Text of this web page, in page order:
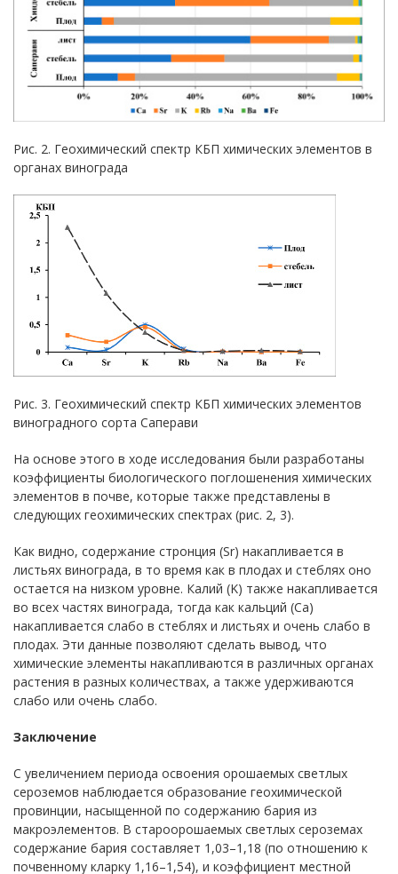
Рис. 2. Геохимический спектр КБП химических элементов в
органах винограда
Рис. 3. Геохимический спектр КБП химических элементов
виноградного сорта Саперави
На основе этого в ходе исследования были разработаны
коэффициенты биологического поглошенения химических
элементов в почве, которые также представлены в
следующих геохимических спектрах (рис. 2, 3).
Как видно, содержание стронция (Sr) накапливается в
листьях винограда, в то время как в плодах и стеблях оно
остается на низком уровне. Калий (K) также накапливается
во всех частях винограда, тогда как кальций (Ca)
накапливается слабо в стеблях и листьях и очень слабо в
плодах. Эти данные позволяют сделать вывод, что
химические элементы накапливаются в различных органах
растения в разных количествах, а также удерживаются
слабо или очень слабо.
Заключение
С увеличением периода освоения орошаемых светлых
сероземов наблюдается образование геохимической
провинции, насыщенной по содержанию бария из
макроэлементов. В староорошаемых светлых сероземах
содержание бария составляет 1,03–1,18 (по отношению к
почвенному кларку 1,16–1,54), и коэффициент местной